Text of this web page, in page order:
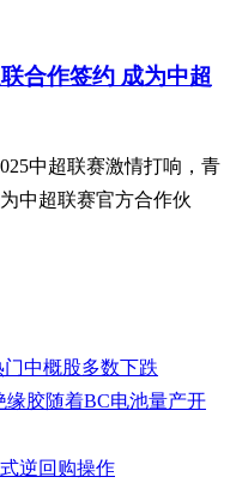
合作签约 成为中超
中超联赛激情打响，青
中超联赛官方合作伙
中概股多数下跌
缘胶随着BC电池量产开
逆回购操作